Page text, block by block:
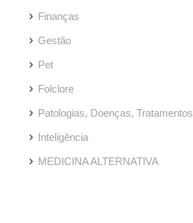
Finanças
Gestão
Pet
Folclore
Patologias, Doenças, Tratamentos
Inteligência
MEDICINA ALTERNATIVA